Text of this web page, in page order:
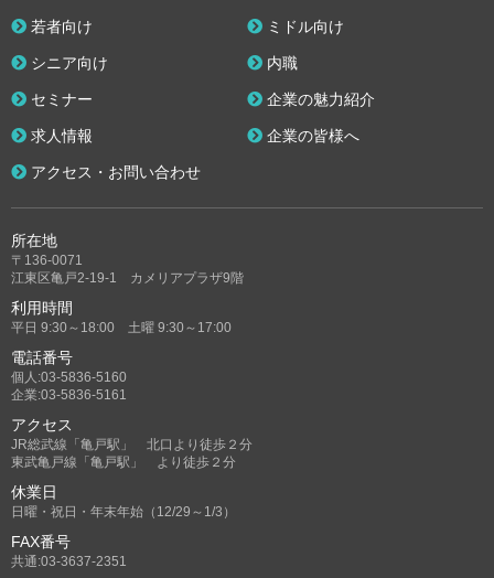
所在地
〒136-0071
江東区亀戸2-19-1 カメリアプラザ9階
利用時間
平日 9:30～18:00 土曜 9:30～17:00
電話番号
個人:03-5836-5160
企業:03-5836-5161
アクセス
JR総武線「亀戸駅」 北口より徒歩２分
東武亀戸線「亀戸駅」 より徒歩２分
休業日
日曜・祝日・年末年始（12/29～1/3）
FAX番号
共通:03-3637-2351
若者向け ミドル向け
シニア向け 内職
セミナー 企業の魅力紹介
求人情報 企業の皆様へ
アクセス・お問い合わせ